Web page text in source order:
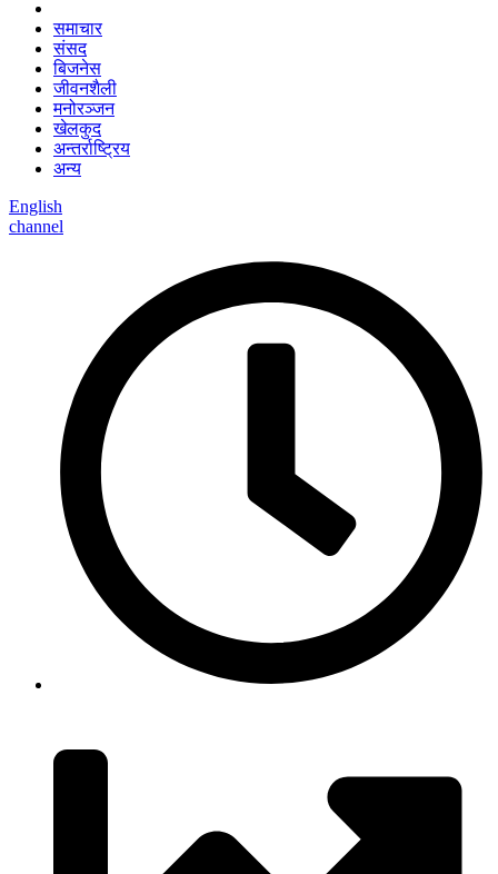
समाचार
संसद
बिजनेस
जीवनशैली
मनोरञ्जन
खेलकुद
अन्तर्राष्ट्रिय
अन्य
English
channel